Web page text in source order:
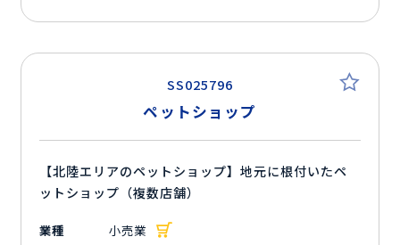
SS025796
ペットショップ
【北陸エリアのペットショップ】地元に根付いたペ
ットショップ（複数店舗）
業種
小売業